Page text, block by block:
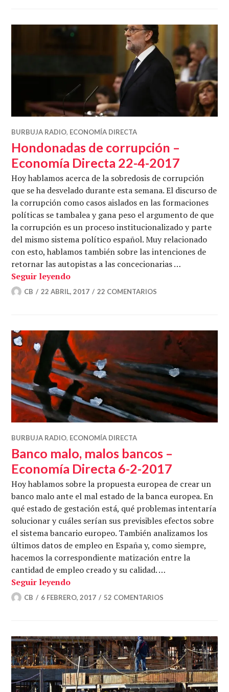
BURBUJA RADIO, ECONOMÍA DIRECTA
Hondonadas de corrupción –
Economía Directa 22-4-2017
Hoy hablamos acerca de la sobredosis de corrupción
que se ha desvelado durante esta semana. El discurso de
la corrupción como casos aislados en las formaciones
políticas se tambalea y gana peso el argumento de que
la corrupción es un proceso institucionalizado y parte
del mismo sistema político español. Muy relacionado
con esto, hablamos también sobre las intenciones de
retornar las autopistas a las concecionarias …
Seguir leyendoHondonadas de corrupción – Economía
CB 22 ABRIL, 2017 22 COMENTARIOS
BURBUJA RADIO, ECONOMÍA DIRECTA
Banco malo, malos bancos –
Economía Directa 6-2-2017
Hoy hablamos sobre la propuesta europea de crear un
banco malo ante el mal estado de la banca europea. En
qué estado de gestación está, qué problemas intentaría
solucionar y cuáles serían sus previsibles efectos sobre
el sistema bancario europeo. También analizamos los
últimos datos de empleo en España y, como siempre,
hacemos la correspondiente matización entre la
cantidad de empleo creado y su calidad. …
Seguir leyendoBanco malo, malos bancos – Economía
CB 6 FEBRERO, 2017 52 COMENTARIOS